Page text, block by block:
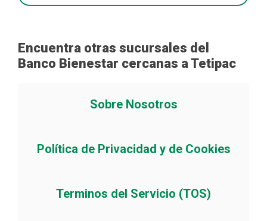
Encuentra otras sucursales del
Banco Bienestar cercanas a Tetipac
Sobre Nosotros
Política de Privacidad y de Cookies
Terminos del Servicio (TOS)